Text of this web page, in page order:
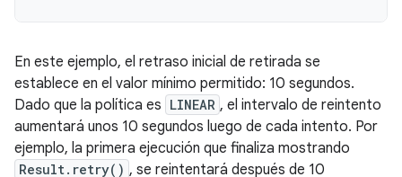
En este ejemplo, el retraso inicial de retirada se
establece en el valor mínimo permitido: 10 segundos.
Dado que la política es LINEAR , el intervalo de reintento
aumentará unos 10 segundos luego de cada intento. Por
ejemplo, la primera ejecución que finaliza mostrando
Result.retry() , se reintentará después de 10